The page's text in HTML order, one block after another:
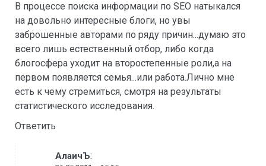
В процессе поиска информации по SEO натыкался
на довольно интересные блоги, но увы
заброшенные авторами по ряду причин...думаю это
всего лишь естественный отбор, либо когда
блогосфера уходит на второстепенные роли,а на
первом появляется семья...или работа.Лично мне
есть к чему стремиться, смотря на результаты
статистического исследования.
Ответить
АлаичЪ: